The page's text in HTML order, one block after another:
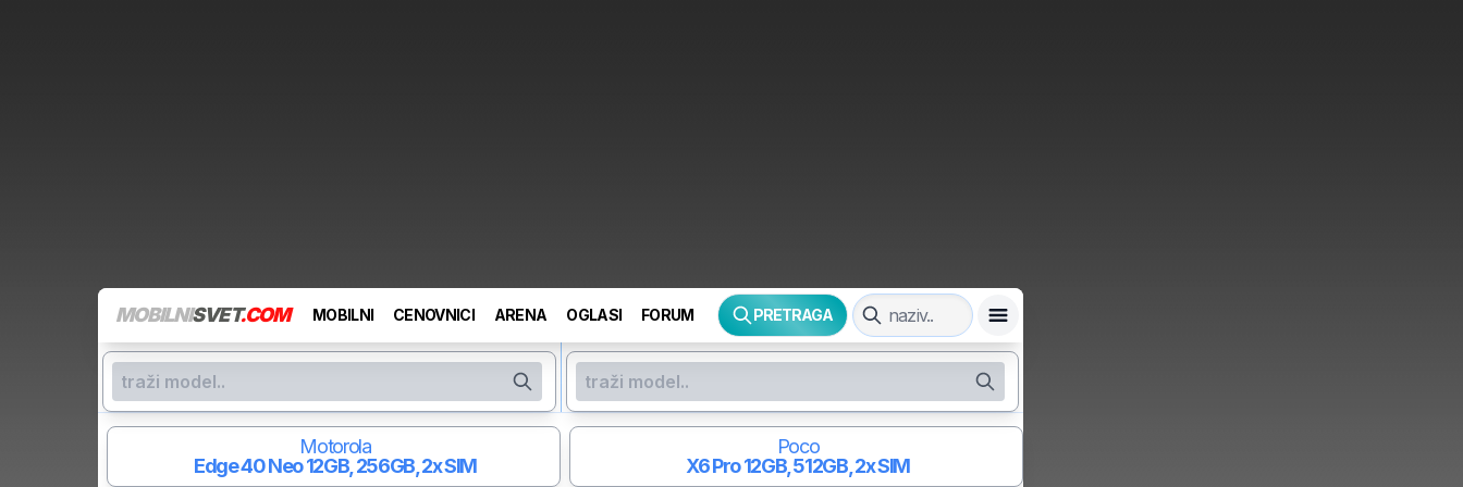
MOBILNISVET.COM MOBILNI CENOVNICI ARENA OGLASI FORUM PRETRAGA
Motorola
Edge 40 Neo12GB, 256GB, 2x SIM
Poco
X6 Pro12GB, 512GB, 2x SIM